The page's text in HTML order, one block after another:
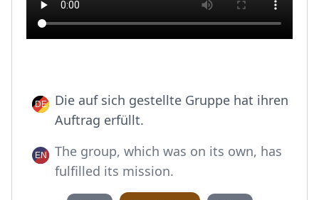
Die auf sich gestellte Gruppe hat ihren
Auftrag erfüllt.
The group, which was on its own, has
fulfilled its mission.